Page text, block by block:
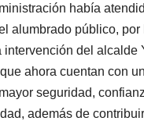
había
alumbrado público, por
intervención del alcalde
ahora cuentan con
seguridad,
además de